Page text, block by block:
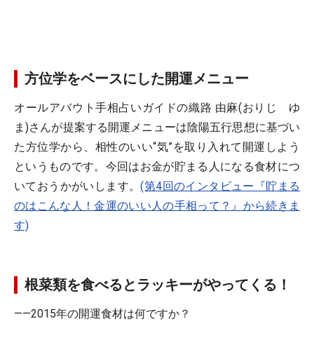
方位学をベースにした開運メニュー
オールアバウト手相占いガイドの織路 由麻(おりじ ゆ
ま)さんが提案する開運メニューは陰陽五行思想に基づい
た方位学から、相性のいい“気”を取り入れて開運しよう
というものです。今回はお金が貯まる人になる食材につ
いておうかがいします。(第4回のインタビュー『貯まる
のはこんな人！金運のいい人の手相って？』から続きま
す)
根菜類を食べるとラッキーがやってくる！
――2015年の開運食材は何ですか？